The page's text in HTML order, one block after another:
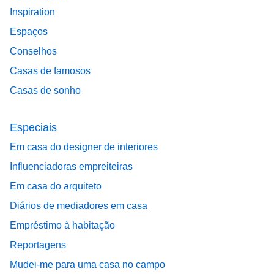
Inspiration
Espaços
Conselhos
Casas de famosos
Casas de sonho
Especiais
Em casa do designer de interiores
Influenciadoras empreiteiras
Em casa do arquiteto
Diários de mediadores em casa
Empréstimo à habitação
Reportagens
Mudei-me para uma casa no campo